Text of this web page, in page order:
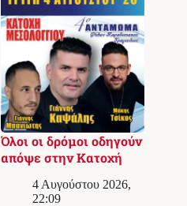
Όλοι οι δρόμοι οδηγούν
απόψε στην Κατοχή
4 Αυγούστου 2026,
22:09